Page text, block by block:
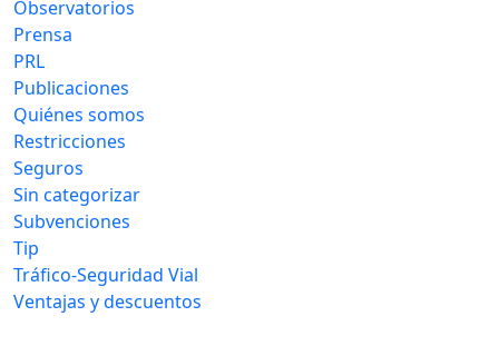
Observatorios
Prensa
PRL
Publicaciones
Quiénes somos
Restricciones
Seguros
Sin categorizar
Subvenciones
Tip
Tráfico-Seguridad Vial
Ventajas y descuentos